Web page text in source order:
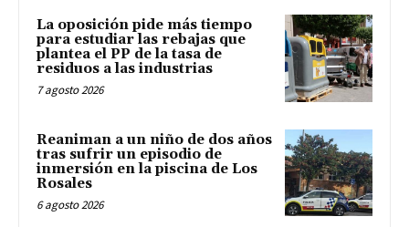
La oposición pide más tiempo
para estudiar las rebajas que
plantea el PP de la tasa de
residuos a las industrias
7 agosto 2026
Reaniman a un niño de dos años
tras sufrir un episodio de
inmersión en la piscina de Los
Rosales
6 agosto 2026